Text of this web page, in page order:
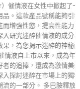
在女性中掀起了一股熱
產品號稱能夠引發多巴
慾，提高性能力，使性
醉催情液的成分、作用
揭示迷醉的神秘面紗。
市以來，成為年輕女
，還成為激情美少女和
醉在市場上的獨特地
分。 多巴胺釋放與性